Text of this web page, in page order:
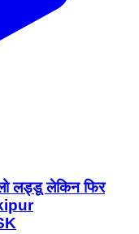
लड्डू लेकिन फिर